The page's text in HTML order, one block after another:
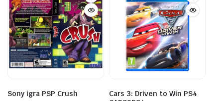
Sony igra PSP Crush
Cars 3: Driven to Win PS4